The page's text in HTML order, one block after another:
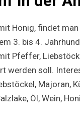
Honig, findet man
3. bis 4.
Pfeffer,
werden soll.
Majoran,
Öl, Wein,